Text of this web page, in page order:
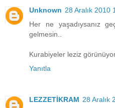
Unknown 28 Aralık 2010
Her ne yaşadıysanız
gelmesin..
Kurabiyeler leziz
Yanıtla
LEZZETİKRAM 28 Aralık